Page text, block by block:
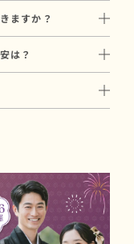
可能ですので、お気
ますか？
神社のご提案も可能
は？